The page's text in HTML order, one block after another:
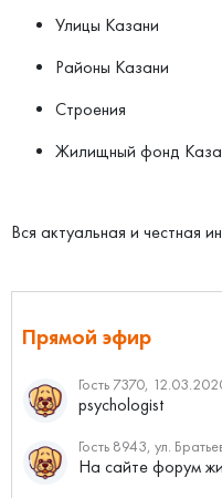
Улицы Казани
Районы Казани
Строения
Жилищный фонд
Вся актуальная и честная
Прямой эфир
psychologist
Гость 8943, ул.